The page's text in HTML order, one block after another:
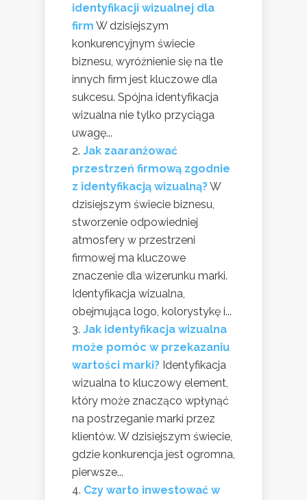
identyfikacji wizualnej dla
firm W dzisiejszym
konkurencyjnym świecie
biznesu, wyróżnienie się na tle
innych firm jest kluczowe dla
sukcesu. Spójna identyfikacja
wizualna nie tylko przyciąga
uwagę...
Jak zaaranżować
przestrzeń firmową zgodnie
z identyfikacją wizualną?W
dzisiejszym świecie biznesu,
stworzenie odpowiedniej
atmosfery w przestrzeni
firmowej ma kluczowe
znaczenie dla wizerunku marki.
Identyfikacja wizualna,
obejmująca logo, kolorystykę i...
Jak identyfikacja wizualna
może pomóc w przekazaniu
wartości marki? Identyfikacja
wizualna to kluczowy element,
który może znacząco wpłynąć
na postrzeganie marki przez
klientów. W dzisiejszym świecie,
gdzie konkurencja jest ogromna,
pierwsze...
Czy warto inwestować w